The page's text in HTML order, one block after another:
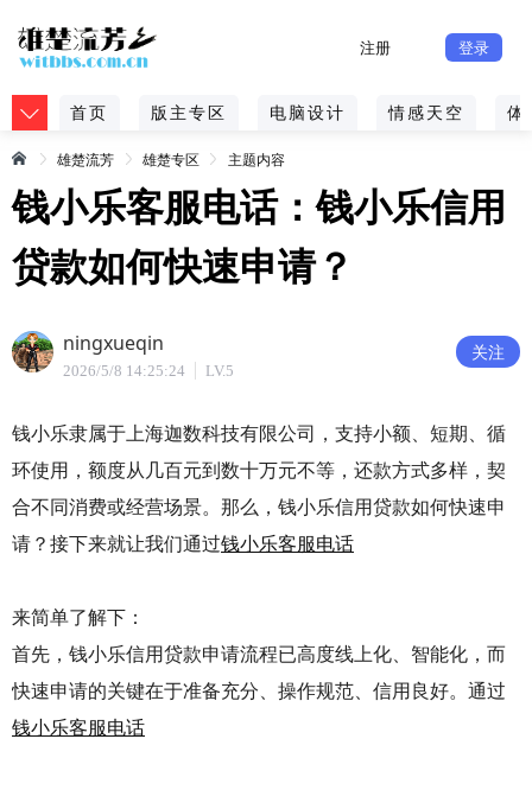
注册 登录
首页 版主专区 电脑设计 情感天空 体
雄楚流芳 雄楚专区 主题内容
钱小乐客服电话：钱小乐信用
贷款如何快速申请？
ningxueqin
2026/5/8 14:25:24 LV.5
关注
钱小乐隶属于上海迦数科技有限公司，支持小额、短期、循
环使用，额度从几百元到数十万元不等，还款方式多样，契
合不同消费或经营场景‌‌。那么，钱小乐信用贷款如何快速申
请？接下来就让我们通过钱小乐客服电话
来简单了解下：
首先，钱小乐信用贷款申请流程已高度线上化、智能化，而
快速申请的关键在于准备充分、操作规范、信用良好‌。通过
钱小乐客服电话